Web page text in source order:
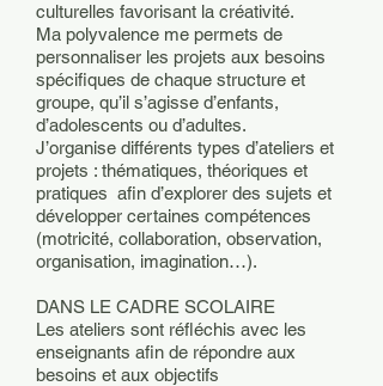
culturelles favorisant la créativité.
Ma polyvalence me permets de
personnaliser les projets aux besoins
spécifiques de chaque structure et
groupe, qu’il s’agisse d’enfants,
d’adolescents ou d’adultes.
J’organise différents types d’ateliers et
projets : thématiques, théoriques et
pratiques afin d’explorer des sujets et
développer certaines compétences
(motricité, collaboration, observation,
organisation, imagination…).
DANS LE CADRE SCOLAIRE
Les ateliers sont réfléchis avec les
enseignants afin de répondre aux
besoins et aux objectifs